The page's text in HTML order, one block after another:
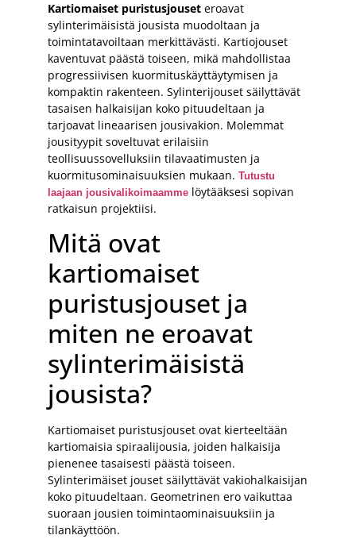
Kartiomaiset puristusjouset eroavat
sylinterimäisistä jousista muodoltaan ja
toimintatavoiltaan merkittävästi. Kartiojouset
kaventuvat päästä toiseen, mikä mahdollistaa
progressiivisen kuormituskäyttäytymisen ja
kompaktin rakenteen. Sylinterijouset säilyttävät
tasaisen halkaisijan koko pituudeltaan ja
tarjoavat lineaarisen jousivakion. Molemmat
jousityypit soveltuvat erilaisiin
teollisuussovelluksiin tilavaatimusten ja
kuormitusominaisuuksien mukaan. Tutustu
laajaan jousivalikoimaamme löytääksesi sopivan
ratkaisun projektiisi.
Mitä ovat
kartiomaiset
puristusjouset ja
miten ne eroavat
sylinterimäisistä
jousista?
Kartiomaiset puristusjouset ovat kierteeltään
kartiomaisia spiraalijousia, joiden halkaisija
pienenee tasaisesti päästä toiseen.
Sylinterimäiset jouset säilyttävät vakiohalkaisijan
koko pituudeltaan. Geometrinen ero vaikuttaa
suoraan jousien toimintaominaisuuksiin ja
tilankäyttöön.